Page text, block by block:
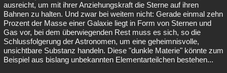
ausreicht, um mit ihrer Anziehungskraft die Sterne auf ihren
Bahnen zu halten. Und zwar bei weitem nicht: Gerade einmal zehn
Prozent der Masse einer Galaxie liegt in Form von Sternen und
Gas vor, bei dem überwiegenden Rest muss es sich, so die
Schlussfolgerung der Astronomen, um eine geheimnisvolle,
unsichtbare Substanz handeln. Diese "dunkle Materie" könnte zum
Beispiel aus bislang unbekannten Elementarteilchen bestehen...